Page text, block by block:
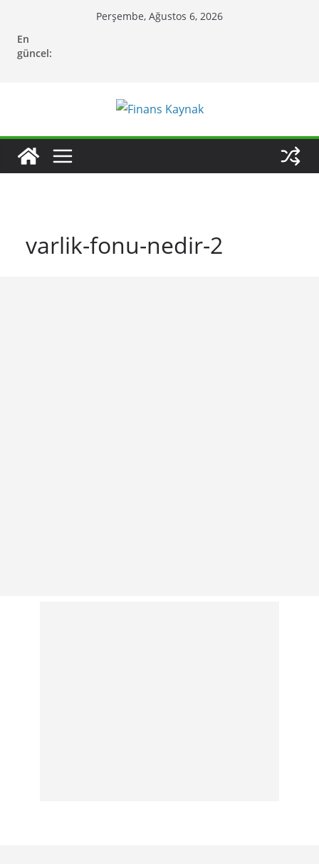
content
Perşembe, Ağustos 6, 2026
En
güncel:
varlik-fonu-nedir-2